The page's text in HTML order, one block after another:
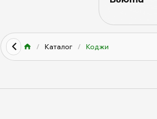
/ Каталог / Коджи